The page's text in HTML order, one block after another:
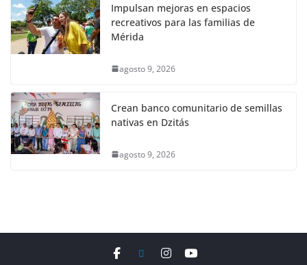
Impulsan mejoras en espacios
recreativos para las familias de
Mérida
agosto 9, 2026
Crean banco comunitario de semillas
nativas en Dzitás
agosto 9, 2026